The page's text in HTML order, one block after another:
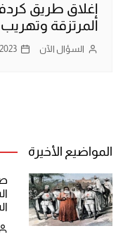
إغلاق طريق
المرتزقة
السؤال الآن
المواضيع الأخيرة